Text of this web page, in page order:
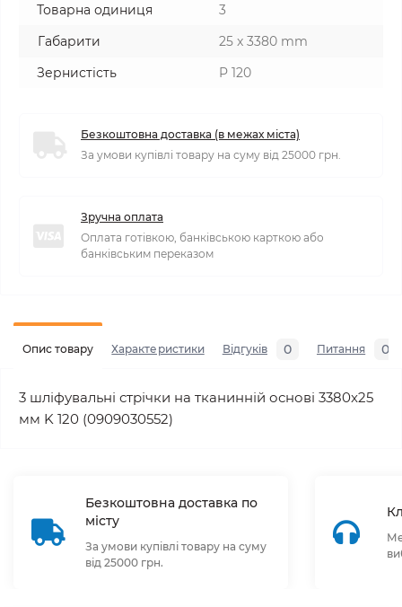
Товарна одиниця
3
Габарити
25 x 3380 mm
Зернистість
P 120
Безкоштовна доставка (в межах міста)
За умови купівлі товару на суму від 25000 грн.
Зручна оплата
Оплата готівкою, банківською карткою або
банківським переказом
Опис товару Характеристики Відгуків 0 Питання 0
3 шліфувальні стрічки на тканинній основі 3380x25
мм K 120 (0909030552)
Безкоштовна доставка по
місту
За умови купівлі товару на суму
від 25000 грн.